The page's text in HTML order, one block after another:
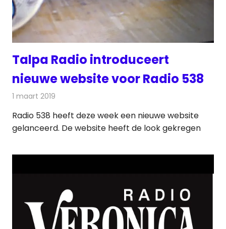
Talpa Radio introduceert
nieuwe website voor Radio 538
1 maart 2019
Radio 538 heeft deze week een nieuwe website
gelanceerd. De website heeft de look gekregen